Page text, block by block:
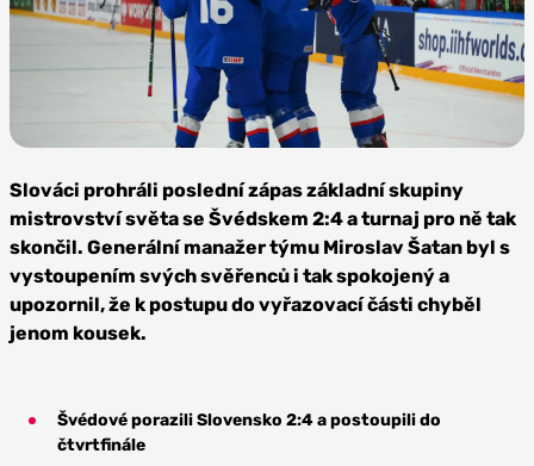
Depositphotos
Slováci prohráli poslední zápas základní skupiny
mistrovství světa se Švédskem 2:4 a turnaj pro ně tak
skončil. Generální manažer týmu Miroslav Šatan byl s
vystoupením svých svěřenců i tak spokojený a
upozornil, že k postupu do vyřazovací části chyběl
jenom kousek.
Švédové porazili Slovensko 2:4 a postoupili do
čtvrtfinále